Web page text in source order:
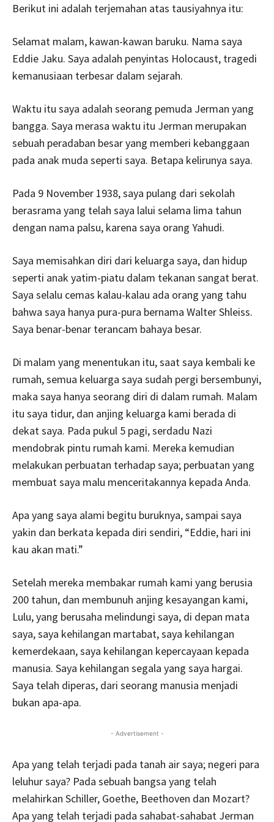
Berikut ini adalah terjemahan atas tausiyahnya itu:
Selamat malam, kawan-kawan baruku. Nama saya
Eddie Jaku. Saya adalah penyintas Holocaust, tragedi
kemanusiaan terbesar dalam sejarah.
Waktu itu saya adalah seorang pemuda Jerman yang
bangga. Saya merasa waktu itu Jerman merupakan
sebuah peradaban besar yang memberi kebanggaan
pada anak muda seperti saya. Betapa kelirunya saya.
Pada 9 November 1938, saya pulang dari sekolah
berasrama yang telah saya lalui selama lima tahun
dengan nama palsu, karena saya orang Yahudi.
Saya memisahkan diri dari keluarga saya, dan hidup
seperti anak yatim-piatu dalam tekanan sangat berat.
Saya selalu cemas kalau-kalau ada orang yang tahu
bahwa saya hanya pura-pura bernama Walter Shleiss.
Saya benar-benar terancam bahaya besar.
Di malam yang menentukan itu, saat saya kembali ke
rumah, semua keluarga saya sudah pergi bersembunyi,
maka saya hanya seorang diri di dalam rumah. Malam
itu saya tidur, dan anjing keluarga kami berada di
dekat saya. Pada pukul 5 pagi, serdadu Nazi
mendobrak pintu rumah kami. Mereka kemudian
melakukan perbuatan terhadap saya; perbuatan yang
membuat saya malu menceritakannya kepada Anda.
Apa yang saya alami begitu buruknya, sampai saya
yakin dan berkata kepada diri sendiri, “Eddie, hari ini
kau akan mati.”
Setelah mereka membakar rumah kami yang berusia
200 tahun, dan membunuh anjing kesayangan kami,
Lulu, yang berusaha melindungi saya, di depan mata
saya, saya kehilangan martabat, saya kehilangan
kemerdekaan, saya kehilangan kepercayaan kepada
manusia. Saya kehilangan segala yang saya hargai.
Saya telah diperas, dari seorang manusia menjadi
bukan apa-apa.
- Advertisement -
Apa yang telah terjadi pada tanah air saya; negeri para
leluhur saya? Pada sebuah bangsa yang telah
melahirkan Schiller, Goethe, Beethoven dan Mozart?
Apa yang telah terjadi pada sahabat-sahabat Jerman